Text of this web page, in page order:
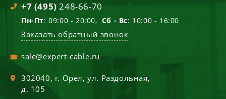
+7 (495) 248-66-70
Пн-Пт: 09:00 - 20:00, Сб - Вс: 10:00 - 16:00
Заказать обратный звонок
sale@expert-cable.ru
302040, г. Орел,ул. Раздольная,
д. 105